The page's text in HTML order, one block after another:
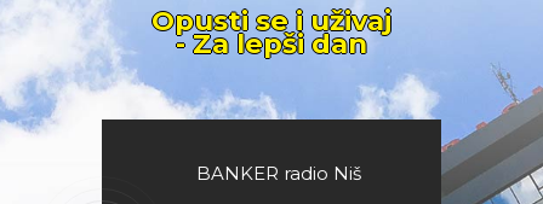
Opusti se i uživaj
- Za lepši dan
BANKER radio Niš
IMPRESUM